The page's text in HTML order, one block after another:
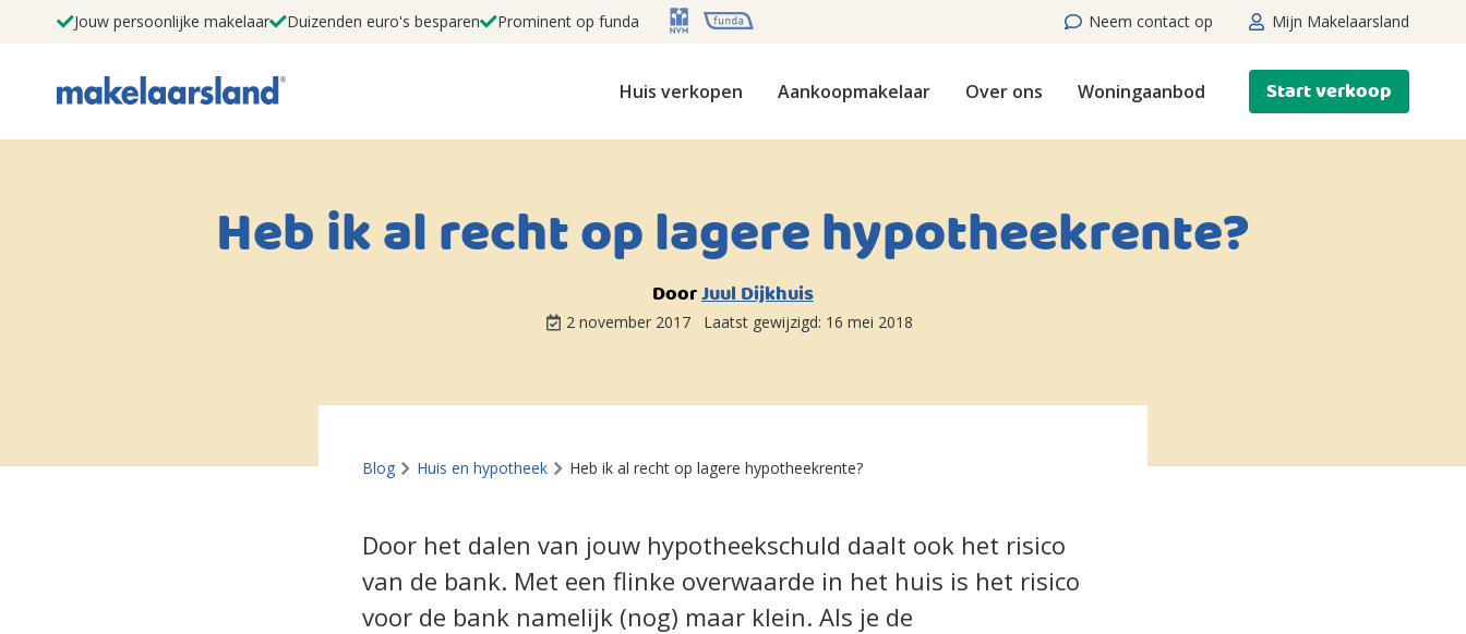
Jouw persoonlijke makelaar Duizenden euro's besparen Prominent op funda Neem contact op Mijn Makelaarsland
Huis verkopen Aankoopmakelaar Over ons Woningaanbod Start verkoop
Heb ik al recht op lagere hypotheekrente?
DoorJuul Dijkhuis
2 november 2017 Laatst gewijzigd: 16 mei 2018
Blog Huis en hypotheek Heb ik al recht op lagere hypotheekrente?
Door het dalen van jouw hypotheekschuld daalt ook het risico
van de bank. Met een flinke overwaarde in het huis is het risico
voor de bank namelijk (nog) maar klein. Als je de